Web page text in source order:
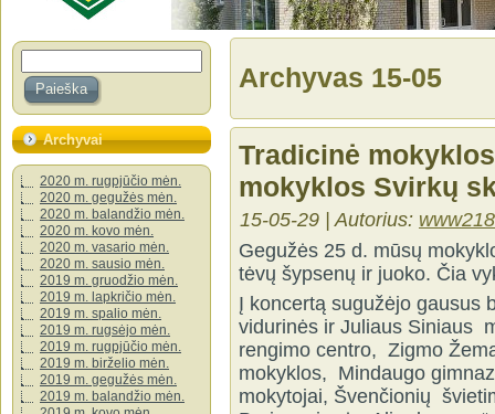
Archyvai
2020 m. rugpjūčio mėn.
2020 m. gegužės mėn.
2020 m. balandžio mėn.
2020 m. kovo mėn.
2020 m. vasario mėn.
2020 m. sausio mėn.
2019 m. gruodžio mėn.
2019 m. lapkričio mėn.
2019 m. spalio mėn.
2019 m. rugsėjo mėn.
2019 m. rugpjūčio mėn.
2019 m. birželio mėn.
2019 m. gegužės mėn.
2019 m. balandžio mėn.
Archyvas 15-05
Tradicinė
mokyklos Svirkų
15-05-29 | Autorius:
Gegužės 25 d. mūsų
tėvų šypsenų ir juoko. Čia
Į koncertą sugužėjo gausus
vidurinės ir Juliaus Siniaus
rengimo centro, Zigmo
mokyklos, Mindaugo
mokytojai, Švenčionių